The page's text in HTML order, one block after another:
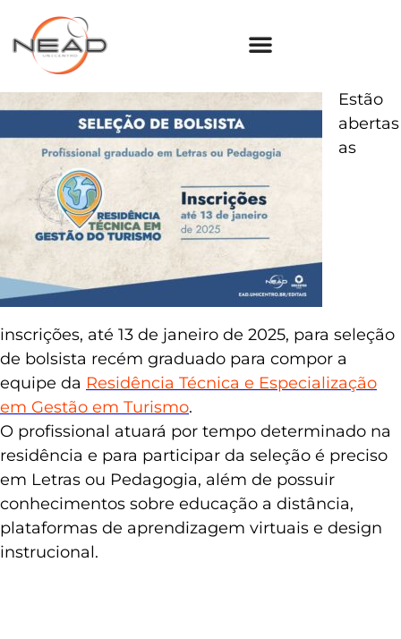
Estão
abertas
as
inscrições, até 13 de janeiro de 2025, para seleção
de bolsista recém graduado para compor a
equipe da Residência Técnica e Especialização
em Gestão em Turismo.
O profissional atuará por tempo determinado na
residência e para participar da seleção é preciso
em Letras ou Pedagogia, além de possuir
conhecimentos sobre educação a distância,
plataformas de aprendizagem virtuais e design
instrucional.